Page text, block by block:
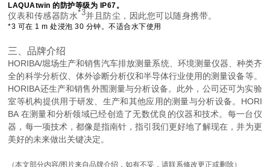
LAQUAtwin 的防护等级为 IP67。
仪表和传感器防水*3并且防尘，因此您可以随身携带。
*3 可在 1 m 处浸泡 30 分钟。不适合水下使用
三、品牌介绍
HORIBA/堀场生产和销售汽车排放测量系统、环境测量仪器、种类齐
全的科学分析仪、体外诊断分析仪和半导体行业使用的测量设备等。
HORIBA还生产和销售外围测量与分析设备。此外，公司还可为实验
室等机构提供用于研发、生产和其他应用的测量与分析设备。HORI
BA 在测量和分析领域已经创造了无数优良的仪器和技术。每一台仪
器，每一项技术，都像是指南针，指引我们更好地了解现在，并为更
美好的未来做出关键决定。
（本文部分内容/图片来自品牌介绍，如有不妥，请联系修改更正或删除）